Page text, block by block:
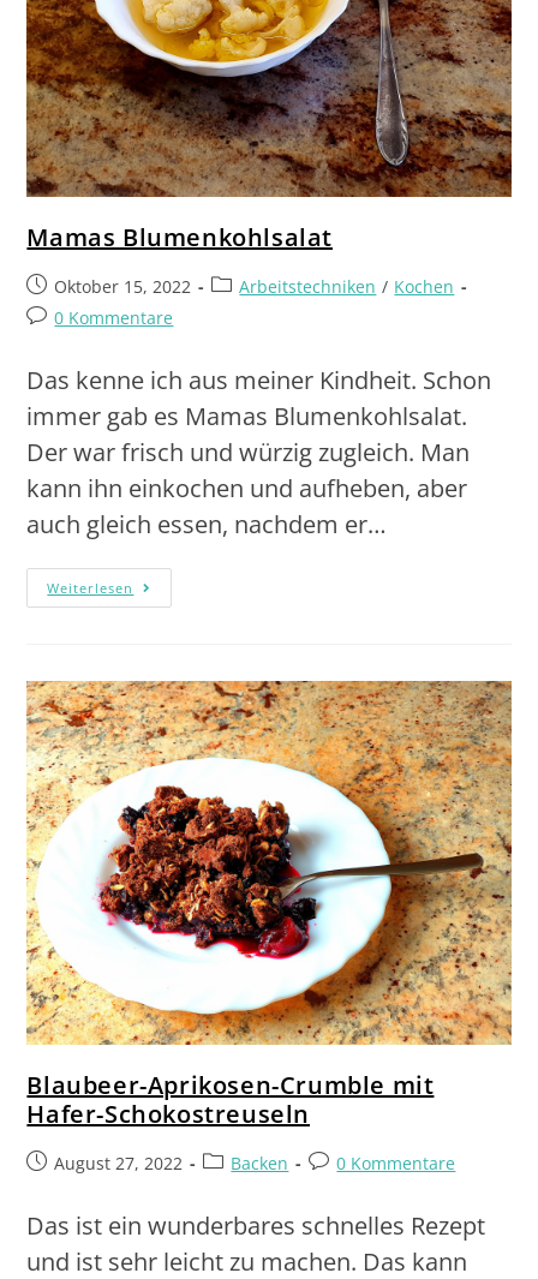
Mamas Blumenkohlsalat
Oktober 15, 2022 Arbeitstechniken / Kochen
0 Kommentare
Das kenne ich aus meiner Kindheit. Schon
immer gab es Mamas Blumenkohlsalat.
Der war frisch und würzig zugleich. Man
kann ihn einkochen und aufheben, aber
auch gleich essen, nachdem er…
Weiterlesen
Blaubeer-Aprikosen-Crumble mit
Hafer-Schokostreuseln
August 27, 2022 Backen 0 Kommentare
Das ist ein wunderbares schnelles Rezept
und ist sehr leicht zu machen. Das kann